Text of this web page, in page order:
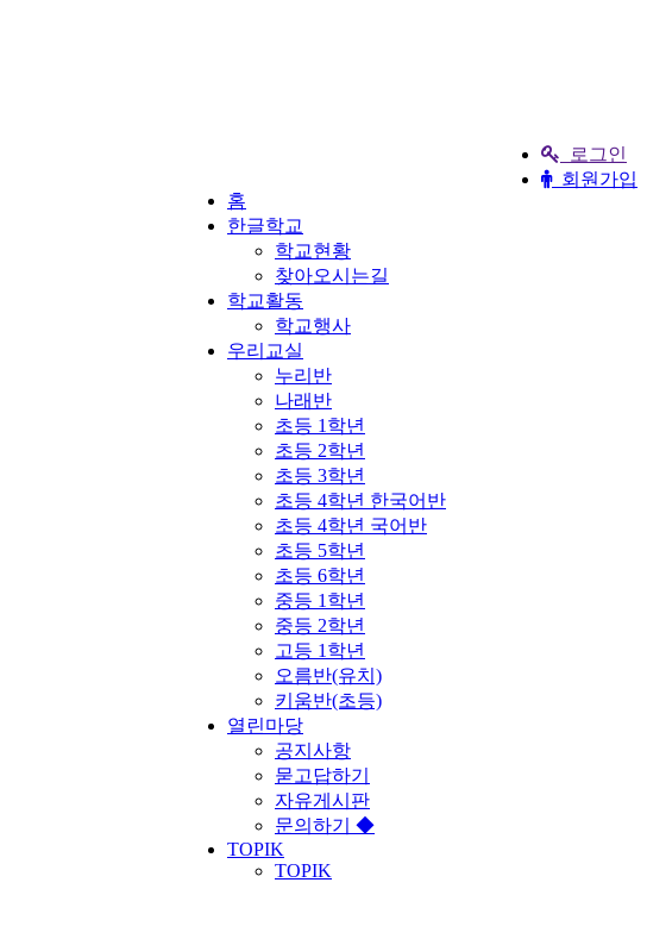
로그인
회원가입
홈
한글학교
학교현황
찾아오시는길
학교활동
학교행사
우리교실
누리반
나래반
초등 1학년
초등 2학년
초등 3학년
초등 4학년 한국어반
초등 4학년 국어반
초등 5학년
초등 6학년
중등 1학년
중등 2학년
고등 1학년
오름반(유치)
키움반(초등)
열린마당
공지사항
묻고답하기
자유게시판
문의하기 ◆
TOPIK
TOPIK